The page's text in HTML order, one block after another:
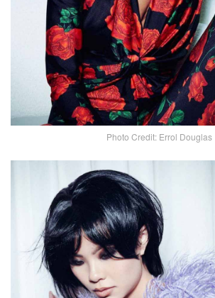
Photo Credit: Errol Douglas